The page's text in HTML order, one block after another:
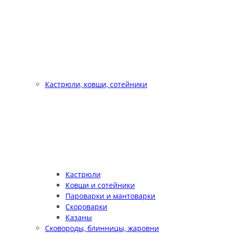
Кастрюли, ковши, сотейники
Кастрюли
Ковши и сотейники
Пароварки и мантоварки
Скороварки
Казаны
Сковороды, блинницы, жаровни